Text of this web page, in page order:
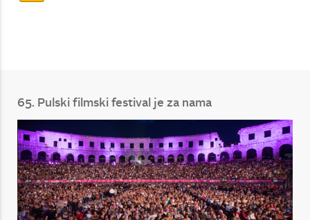
65. Pulski filmski festival je za nama